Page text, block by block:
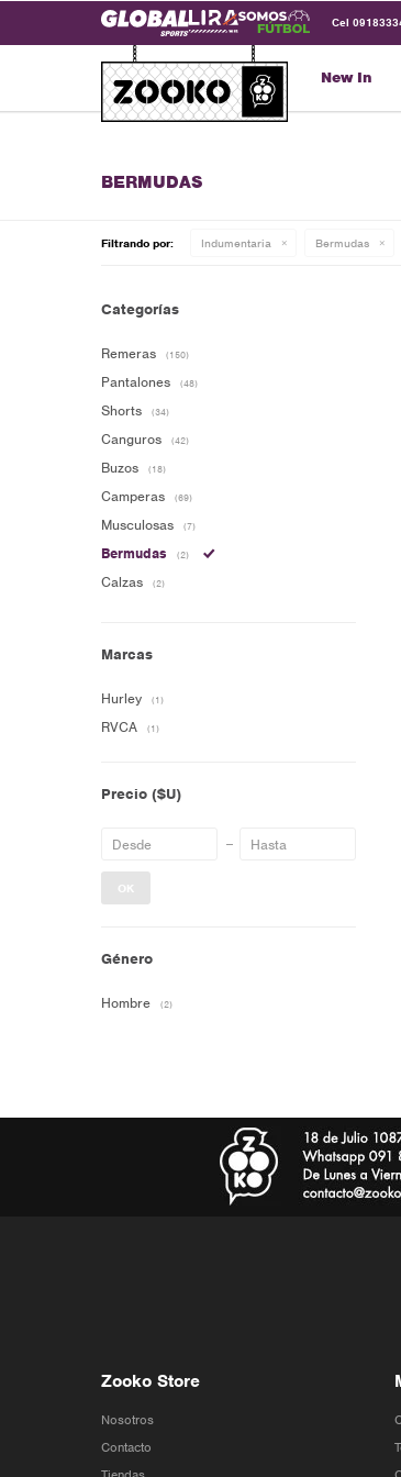
New In
Cel
BERMUDAS
Filtrando por: Indumentaria Bermudas
Categorías
Remeras (150)
Pantalones (48)
Shorts (34)
Canguros (42)
Buzos (18)
Camperas (69)
Musculosas (7)
Bermudas (2)
Calzas (2)
Marcas
Hurley (1)
RVCA (1)
Precio ($U)
OK
Género
Hombre (2)
Zooko Store
Nosotros
Contacto